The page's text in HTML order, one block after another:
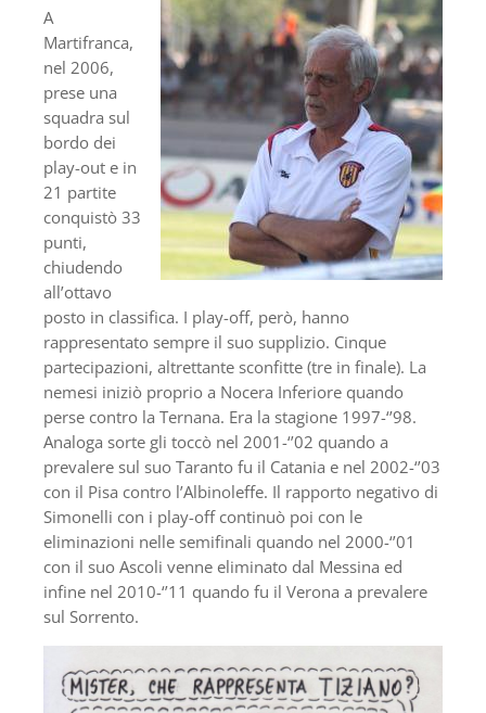
A
Martifranca,
nel 2006,
prese una
squadra sul
bordo dei
play-out e in
21 partite
conquistò 33
punti,
chiudendo
all’ottavo
posto in classifica. I play-off, però, hanno
rappresentato sempre il suo supplizio. Cinque
partecipazioni, altrettante sconfitte (tre in finale). La
nemesi iniziò proprio a Nocera Inferiore quando
perse contro la Ternana. Era la stagione 1997-‘’98.
Analoga sorte gli toccò nel 2001-‘’02 quando a
prevalere sul suo Taranto fu il Catania e nel 2002-‘’03
con il Pisa contro l’Albinoleffe. Il rapporto negativo di
Simonelli con i play-off continuò poi con le
eliminazioni nelle semifinali quando nel 2000-‘’01
con il suo Ascoli venne eliminato dal Messina ed
infine nel 2010-‘’11 quando fu il Verona a prevalere
sul Sorrento.